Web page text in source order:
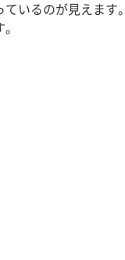
いるのが見えます